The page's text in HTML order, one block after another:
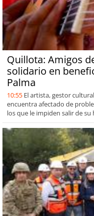
Quillota: Amigos
solidario en
Palma
10:55 El artista, gestor
encuentra afectado de
los que le impiden salir de su